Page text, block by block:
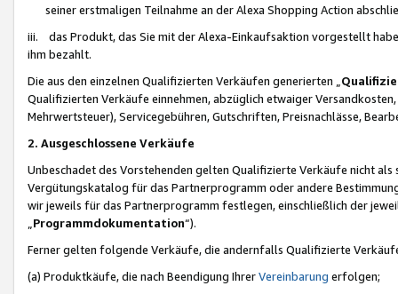
seiner erstmaligen Teilnahme an der Alexa Shopping Action
iii. das Produkt, das Sie mit der Alexa-Einkaufsaktion vorgestellt
ihm bezahlt.
Die aus den einzelnen Qualifizierten Verkäufen generierten „
Qualifizierten Verkäufe einnehmen, abzüglich etwaiger
Mehrwertsteuer), Servicegebühren, Gutschriften, Preisnachlässe,
2. Ausgeschlossene Verkäufe
Unbeschadet des Vorstehenden gelten Qualifizierte Verkäufe nicht
Vergütungskatalog für das Partnerprogramm oder andere
wir jeweils für das Partnerprogramm festlegen, einschließlich der
Programmdokumentation“).
Ferner gelten folgende Verkäufe, die andernfalls Qualifizierte
(a) Produktkäufe, die nach Beendigung IhrerVereinbarung erfolgen;